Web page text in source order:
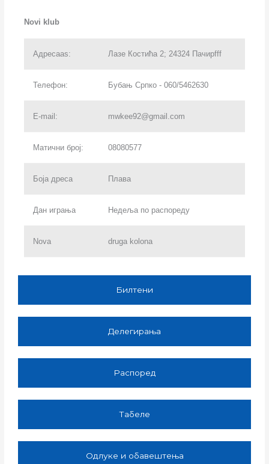
Novi klub
Адресаas: Лазе Костића 2; 24324 Пачирfff
Телефон: Бубањ Српко - 060/5462630
E-mail: mwkee92@gmail.com
Матични број: 08080577
Боја дреса Плава
Дан играња Недеља по распореду
Nova druga kolona
Билтени
Делегирања
Распоред
Табеле
Одлуке и обавештења